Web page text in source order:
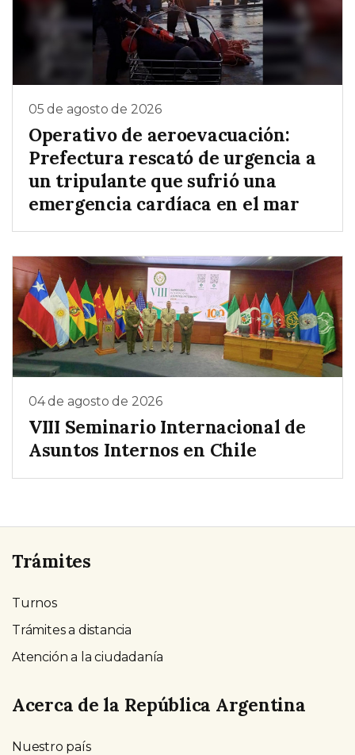
05 de agosto de 2026
Operativo de aeroevacuación:
Prefectura rescató de urgencia a
un tripulante que sufrió una
emergencia cardíaca en el mar
04 de agosto de 2026
VIII Seminario Internacional de
Asuntos Internos en Chile
Trámites
Turnos
Trámites a distancia
Atención a la ciudadanía
Acerca de la República Argentina
Nuestro país